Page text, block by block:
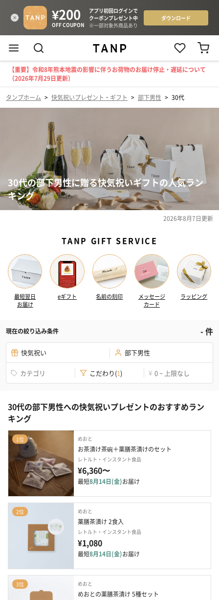
【重要】令和8年熊本地震の影響に伴うお荷物のお届け停止・遅延について
（2026年7月29日更新）
タンプホーム > 快気祝いプレゼント・ギフト > 部下男性 > 30代
30代の部下男性に贈る快気祝いギフトの人気ラン
キング
2026年8月7日更新
TANP GIFT SERVICE
最短翌日
お届け
eギフト 名前の刻印
メッセージ
カード
ラッピング
現在の絞り込み条件 -件
快気祝い 部下男性
カテゴリ こだわり(1) ¥ 0 ~ 上限なし
30代の部下男性への快気祝いプレゼントのおすすめラン
キング
1位 めおと
お茶漬け茶碗＋薬膳茶漬けのセット
レトルト・インスタント食品
¥6,360〜
最短8月14日(金)お届け
2位 めおと
薬膳茶漬け 2食入
レトルト・インスタント食品
¥1,080
最短8月14日(金)お届け
3位 めおと
めおとの薬膳茶漬け 5種セット